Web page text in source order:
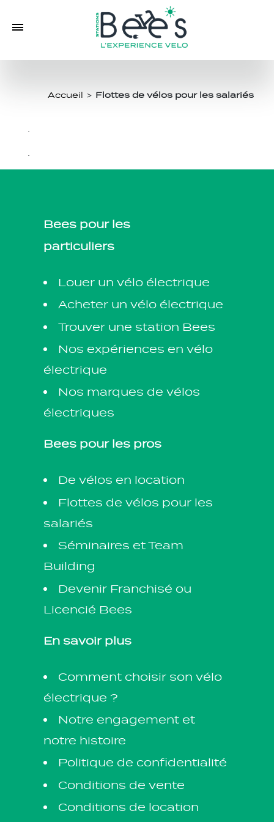
Accueil > Flottes de vélos pour les salariés
.
.
Bees pour les
particuliers
Louer un vélo électrique
Acheter un vélo électrique
Trouver une station Bees
Nos expériences en vélo
électrique
Nos marques de vélos
électriques
Bees pour les pros
De vélos en location
Flottes de vélos pour les
salariés
Séminaires et Team
Building
Devenir Franchisé ou
Licencié Bees
En savoir plus
Comment choisir son vélo
électrique ?
Notre engagement et
notre histoire
Politique de confidentialité
Conditions de vente
Conditions de location